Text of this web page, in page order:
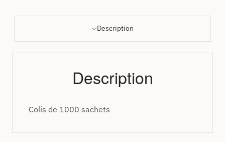
Description
Description
Colis de 1000 sachets